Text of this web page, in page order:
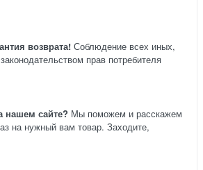
возврата! Соблюдение всех иных,
прав потребителя
сайте? Мы поможем и расскажем
на нужный вам товар. Заходите,